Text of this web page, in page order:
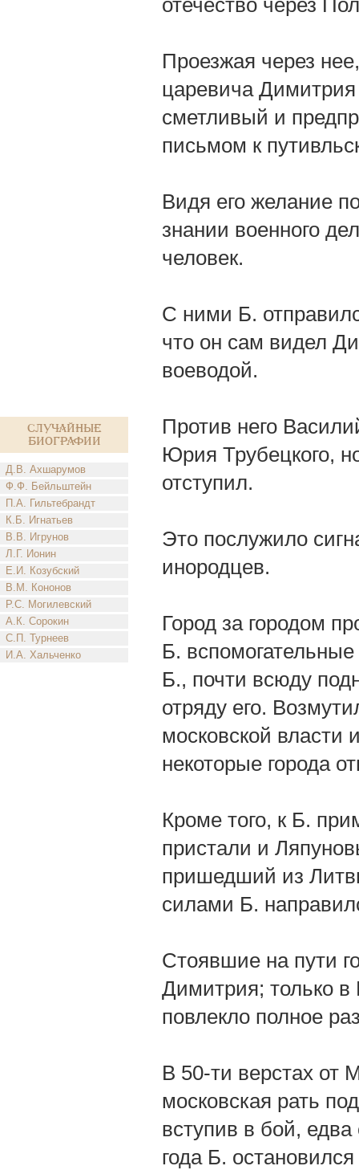
Случайные
биографии
Д.В. Ахшарумов
Ф.Ф. Бейльштейн
П.А. Гильтебрандт
К.Б. Игнатьев
В.В. Игрунов
Л.Г. Ионин
Е.И. Козубский
В.М. Кононов
Р.С. Могилевский
А.К. Сорокин
С.П. Турнеев
И.А. Хальченко
отечество через
Проезжая через
царевича
сметливый и
письмом к
Видя его желание
знании военного
человек.
С ними Б.
что он сам видел
воеводой.
Против него
Юрия Трубецкого,
отступил.
Это послужило
инородцев.
Город за городом
Б.
Б., почти всюду
отряду его.
московской власти
некоторые города
Кроме того, к Б.
пристали и
пришедший из
силами Б.
Стоявшие на пути
Димитрия; только в
повлекло полное
В 50-ти верстах от
московская рать
вступив в бой,
года Б.